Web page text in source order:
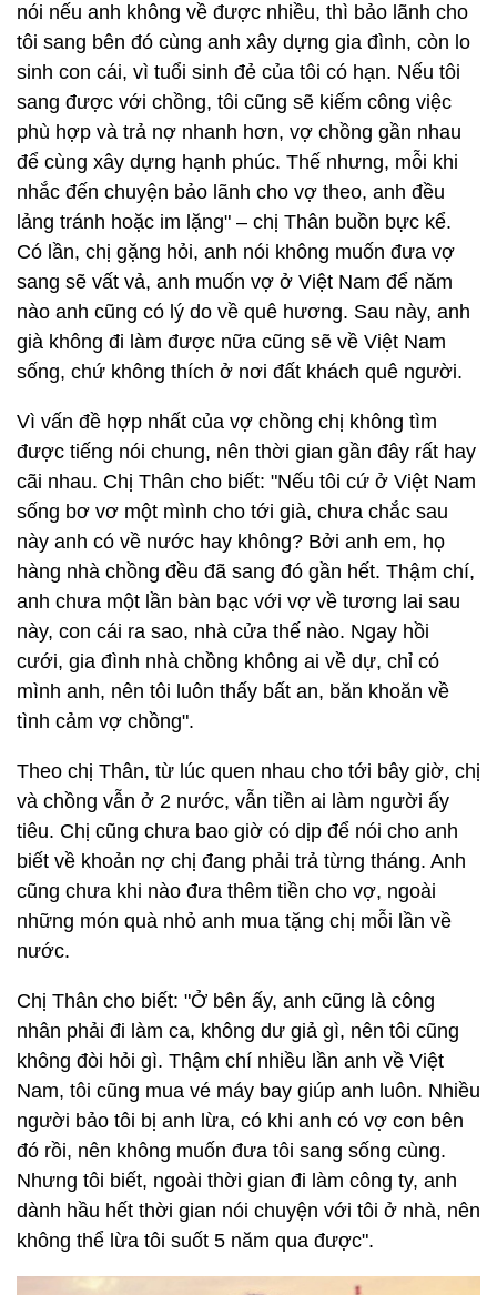
nói nếu anh không về được nhiều, thì bảo lãnh cho
tôi sang bên đó cùng anh xây dựng gia đình, còn lo
sinh con cái, vì tuổi sinh đẻ của tôi có hạn. Nếu tôi
sang được với chồng, tôi cũng sẽ kiếm công việc
phù hợp và trả nợ nhanh hơn, vợ chồng gần nhau
để cùng xây dựng hạnh phúc. Thế nhưng, mỗi khi
nhắc đến chuyện bảo lãnh cho vợ theo, anh đều
lảng tránh hoặc im lặng" – chị Thân buồn bực kể.
Có lần, chị gặng hỏi, anh nói không muốn đưa vợ
sang sẽ vất vả, anh muốn vợ ở Việt Nam để năm
nào anh cũng có lý do về quê hương. Sau này, anh
già không đi làm được nữa cũng sẽ về Việt Nam
sống, chứ không thích ở nơi đất khách quê người.
Vì vấn đề hợp nhất của vợ chồng chị không tìm
được tiếng nói chung, nên thời gian gần đây rất hay
cãi nhau. Chị Thân cho biết: "Nếu tôi cứ ở Việt Nam
sống bơ vơ một mình cho tới già, chưa chắc sau
này anh có về nước hay không? Bởi anh em, họ
hàng nhà chồng đều đã sang đó gần hết. Thậm chí,
anh chưa một lần bàn bạc với vợ về tương lai sau
này, con cái ra sao, nhà cửa thế nào. Ngay hồi
cưới, gia đình nhà chồng không ai về dự, chỉ có
mình anh, nên tôi luôn thấy bất an, băn khoăn về
tình cảm vợ chồng".
Theo chị Thân, từ lúc quen nhau cho tới bây giờ, chị
và chồng vẫn ở 2 nước, vẫn tiền ai làm người ấy
tiêu. Chị cũng chưa bao giờ có dịp để nói cho anh
biết về khoản nợ chị đang phải trả từng tháng. Anh
cũng chưa khi nào đưa thêm tiền cho vợ, ngoài
những món quà nhỏ anh mua tặng chị mỗi lần về
nước.
Chị Thân cho biết: "Ở bên ấy, anh cũng là công
nhân phải đi làm ca, không dư giả gì, nên tôi cũng
không đòi hỏi gì. Thậm chí nhiều lần anh về Việt
Nam, tôi cũng mua vé máy bay giúp anh luôn. Nhiều
người bảo tôi bị anh lừa, có khi anh có vợ con bên
đó rồi, nên không muốn đưa tôi sang sống cùng.
Nhưng tôi biết, ngoài thời gian đi làm công ty, anh
dành hầu hết thời gian nói chuyện với tôi ở nhà, nên
không thể lừa tôi suốt 5 năm qua được".